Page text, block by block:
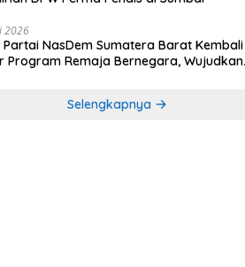
2026
Partai NasDem Sumatera Barat Kembali
Program Remaja Bernegara, Wujudkan
Selengkapnya